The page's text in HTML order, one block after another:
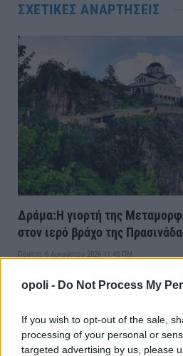
opoli - Do Not Process My
If you wish to opt-out of the sale,
processing of your personal or
targeted advertising by us, please
ΣΧΕΤΙΚΈΣ ΑΝΑΡΤΉΣΕΙΣ
Δράμα:Η γιορτή της
στον ιερό βράχο της
Πέμπτη, 6 Αυγούστου 2026 11:40 ΠΜ